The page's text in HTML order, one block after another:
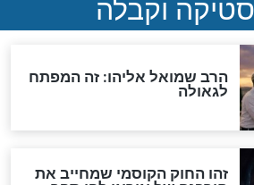
הגאולה תהיה אפיקורסות
גדולה מאוד של
לאחר בוא המשיח יהיה
לחזור בתשובה?